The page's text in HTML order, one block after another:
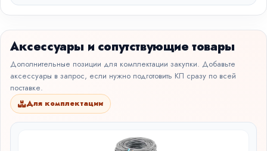
Аксессуары и сопутствующие товары
Дополнительные позиции для комплектации закупки. Добавьте
аксессуары в запрос, если нужно подготовить КП сразу по всей
поставке.
Для комплектации